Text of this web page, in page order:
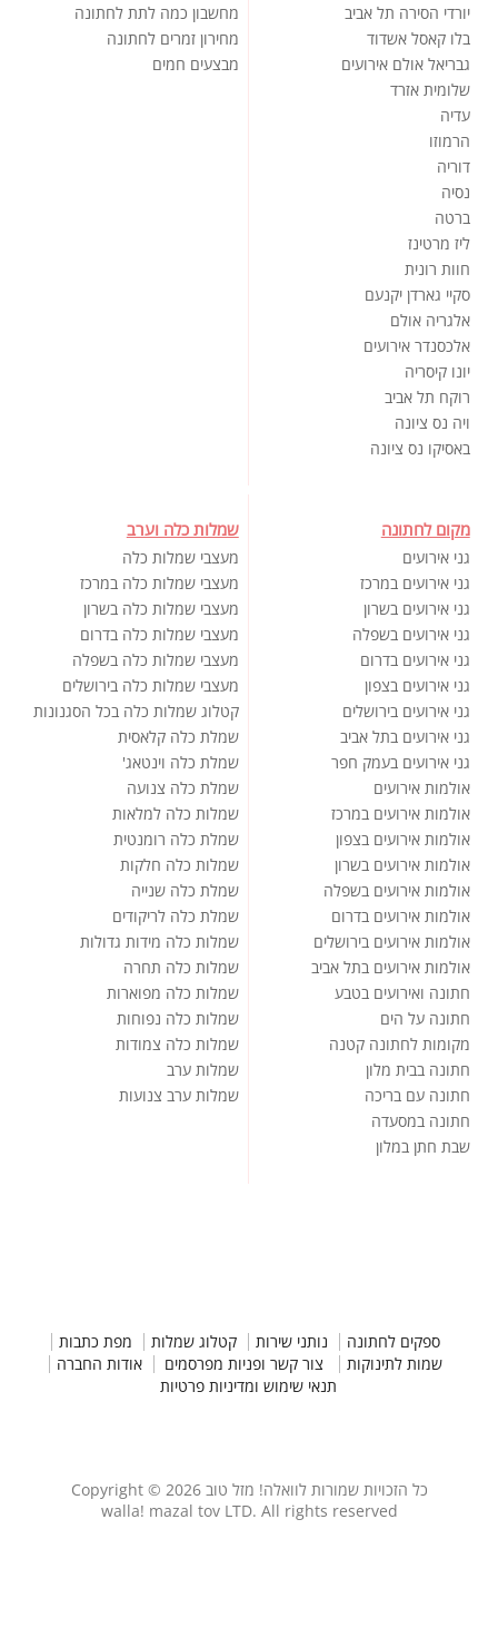
יורדי הסירה תל אביב
בלו קאסל אשדוד
גבריאל אולם אירועים
שלומית אזרד
עדיה
הרמוזו
דוריה
נסיה
ברטה
ליז מרטינז
חוות רונית
סקיי גארדן יקנעם
אלגריה אולם
אלכסנדר אירועים
יונו קיסריה
רוקח תל אביב
ויה נס ציונה
באסיקו נס ציונה
מחשבון כמה לתת לחתונה
מחירון זמרים לחתונה
מבצעים חמים
מקום לחתונה
גני אירועים
גני אירועים במרכז
גני אירועים בשרון
גני אירועים בשפלה
גני אירועים בדרום
גני אירועים בצפון
גני אירועים בירושלים
גני אירועים בתל אביב
גני אירועים בעמק חפר
אולמות אירועים
אולמות אירועים במרכז
אולמות אירועים בצפון
אולמות אירועים בשרון
אולמות אירועים בשפלה
אולמות אירועים בדרום
אולמות אירועים בירושלים
אולמות אירועים בתל אביב
חתונה ואירועים בטבע
חתונה על הים
מקומות לחתונה קטנה
חתונה בבית מלון
חתונה עם בריכה
חתונה במסעדה
שבת חתן במלון
שמלות כלה וערב
מעצבי שמלות כלה
מעצבי שמלות כלה במרכז
מעצבי שמלות כלה בשרון
מעצבי שמלות כלה בדרום
מעצבי שמלות כלה בשפלה
מעצבי שמלות כלה בירושלים
קטלוג שמלות כלה בכל הסגנונות
שמלת כלה קלאסית
שמלת כלה וינטאג'
שמלת כלה צנועה
שמלות כלה למלאות
שמלת כלה רומנטית
שמלות כלה חלקות
שמלת כלה שנייה
שמלת כלה לריקודים
שמלות כלה מידות גדולות
שמלות כלה תחרה
שמלות כלה מפוארות
שמלות כלה נפוחות
שמלות כלה צמודות
שמלות ערב
שמלות ערב צנועות
ספקים לחתונה נותני שירות קטלוג שמלות
מפת כתבות
שמות לתינוקות
צור קשר ופניות מפרסמים
אודות החברה
תנאי שימוש ומדיניות פרטיות
כל הזכויות שמורות לוואלה! מזל טוב Copyright © 2026
walla! mazal tov LTD. All rights reserved